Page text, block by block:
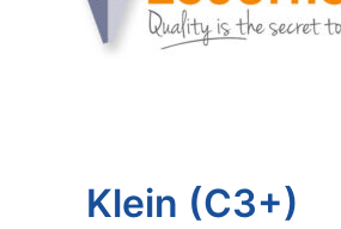
Klein (C3+)